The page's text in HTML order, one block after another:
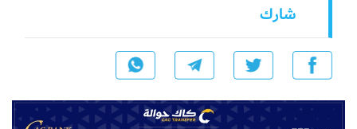
شارك